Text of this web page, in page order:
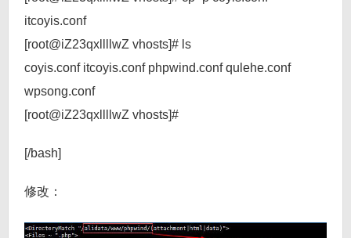
itcoyis.conf
[root@iZ23qxllllwZ vhosts]# ls
coyis.conf itcoyis.conf phpwind.conf qulehe.conf
wpsong.conf
[root@iZ23qxllllwZ vhosts]#
[/bash]
修改：